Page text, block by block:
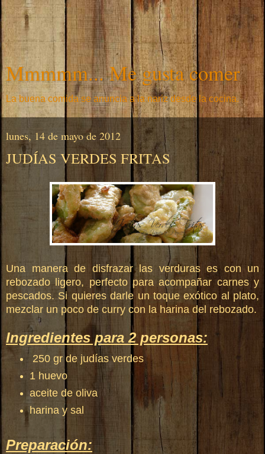
Mmmmm... Me gusta comer
La buena comida se anuncia a la nariz desde la cocina.
lunes, 14 de mayo de 2012
JUDÍAS VERDES FRITAS
Una manera de disfrazar las verduras es con un
rebozado ligero, perfecto para acompañar carnes y
pescados. Si quieres darle un toque exótico al plato,
mezclar un poco de curry con la harina del rebozado.
Ingredientes para 2 personas:
250 gr de judías verdes
1 huevo
aceite de oliva
harina y sal
Preparación: